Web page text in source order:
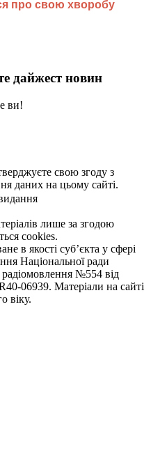
дайжест новин
ви!
свою згоду з
даних на цьому сайті.
лише за згодою
cookies.
в якості суб’єкта у сфері
Національної ради
радіомовлення №554 від
06939. Матеріали на сайті
віку.